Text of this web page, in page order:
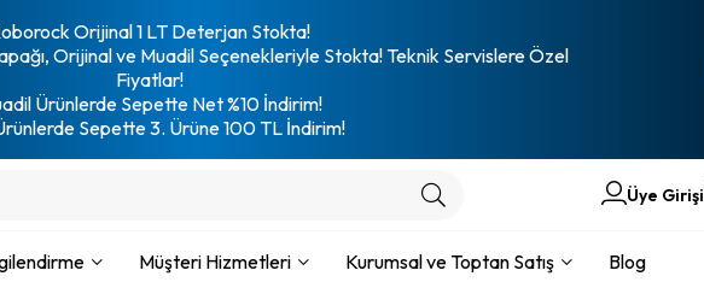
Orijinal 1 LT Deterjan Stokta!
Orijinal ve Muadil Seçenekleriyle Stokta! Teknik Servislere Özel
Fiyatlar!
Ürünlerde Sepette Net %10 İndirim!
Sepette 3. Ürüne 100 TL İndirim!
Üye Girişi
Müşteri Hizmetleri Kurumsal ve Toptan Satış Blog